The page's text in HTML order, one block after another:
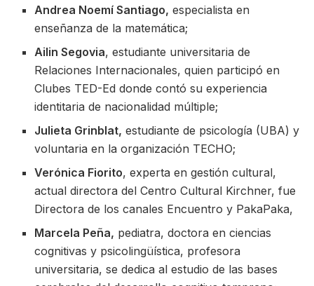
Andrea Noemí Santiago, especialista en
enseñanza de la matemática;
Ailin Segovia, estudiante universitaria de
Relaciones Internacionales, quien participó en
Clubes TED-Ed donde contó su experiencia
identitaria de nacionalidad múltiple;
Julieta Grinblat, estudiante de psicología (UBA) y
voluntaria en la organización TECHO;
Verónica Fiorito, experta en gestión cultural,
actual directora del Centro Cultural Kirchner, fue
Directora de los canales Encuentro y PakaPaka,
Marcela Peña, pediatra, doctora en ciencias
cognitivas y psicolingüística, profesora
universitaria, se dedica al estudio de las bases